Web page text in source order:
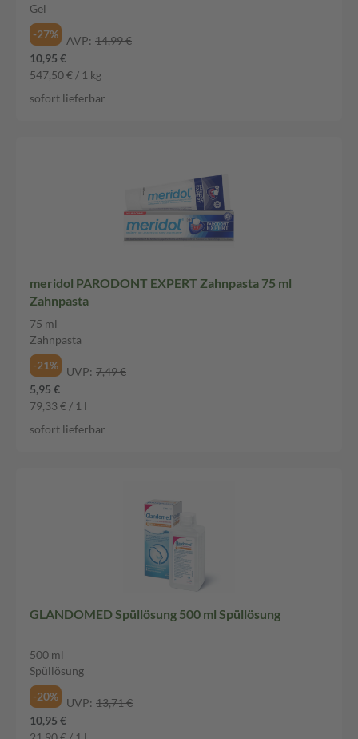
Gel
-27%
AVP: 14,99 €
10,95 €
547,50 € / 1 kg
sofort lieferbar
meridol PARODONT EXPERT Zahnpasta 75 ml
Zahnpasta
75 ml
Zahnpasta
-21%
UVP: 7,49 €
5,95 €
79,33 € / 1 l
sofort lieferbar
GLANDOMED Spüllösung 500 ml Spüllösung
500 ml
Spüllösung
-20%
UVP: 13,71 €
10,95 €